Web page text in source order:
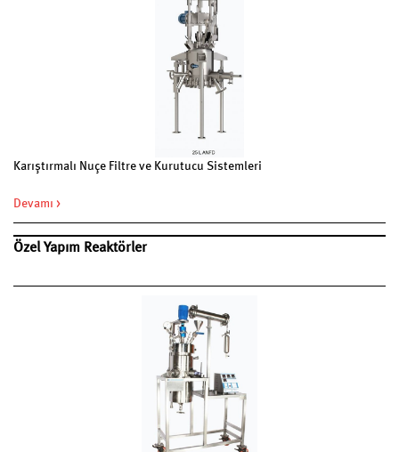
Karıştırmalı Nuçe Filtre ve Kurutucu Sistemleri
Devamı >
Özel Yapım Reaktörler